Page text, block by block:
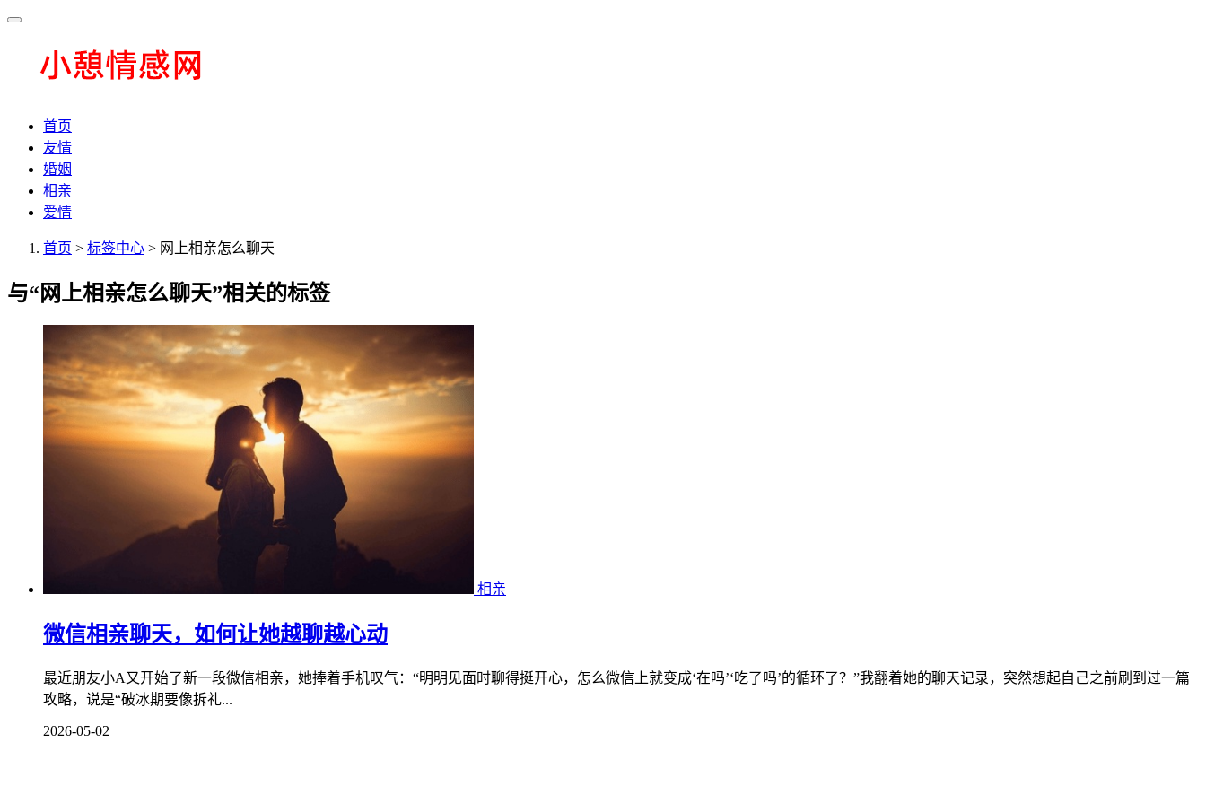
首页
友情
婚姻
相亲
爱情
首页 > 标签中心 > 网上相亲怎么聊天
与“网上相亲怎么聊天”相关的标签
相亲
微信相亲聊天，如何让她越聊越心动
最近朋友小A又开始了新一段微信相亲，她捧着手机叹气：“明明见面时聊得挺开心，怎么微信上就变成‘在吗’‘吃了吗’的循环了？”我翻着她的聊天记录，突然想起自己之前刷到过一篇
攻略，说是“破冰期要像拆礼...
2026-05-02